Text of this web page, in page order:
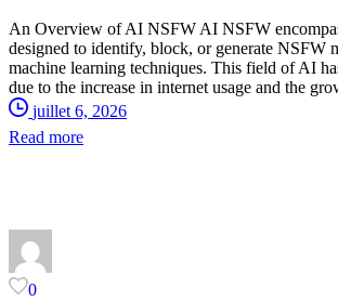
An Overview of AI NSFW AI NSFW
designed to identify, block, or generate NSFW
machine learning techniques. This field of AI
due to the increase in internet usage and the
juillet 6, 2026
Read more
0